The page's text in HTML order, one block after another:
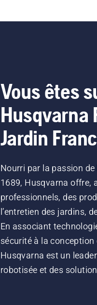
Vous êtes
Husqvarna
Jardin
Nourri par la passion
1689, Husqvarna offre,
professionnels, des
l’entretien des jardins,
En associant
sécurité à la conception
Husqvarna est un
robotisée et des